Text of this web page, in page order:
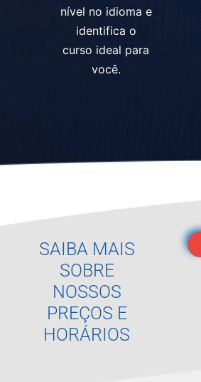
nível no idioma e
identifica o
curso ideal para
você.
SAIBA MAIS
SOBRE
NOSSOS
PREÇOS E
HORÁRIOS